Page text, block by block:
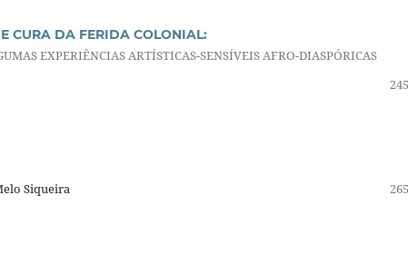
CURA DA FERIDA COLONIAL:
EXPERIÊNCIAS ARTÍSTICAS-SENSÍVEIS AFRO-DIASPÓRICAS
Siqueira